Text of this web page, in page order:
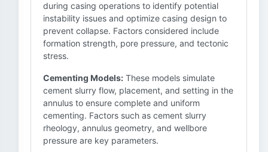
during casing operations to identify potential
instability issues and optimize casing design to
prevent collapse. Factors considered include
formation strength, pore pressure, and tectonic
stress.
Cementing Models: These models simulate
cement slurry flow, placement, and setting in the
annulus to ensure complete and uniform
cementing. Factors such as cement slurry
rheology, annulus geometry, and wellbore
pressure are key parameters.